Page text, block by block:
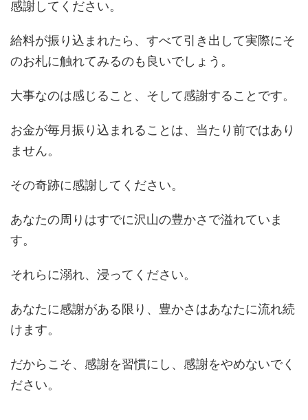
感謝してください。
給料が振り込まれたら、すべて引き出して実際にそ
のお札に触れてみるのも良いでしょう。
大事なのは感じること、そして感謝することです。
お金が毎月振り込まれることは、当たり前ではあり
ません。
その奇跡に感謝してください。
あなたの周りはすでに沢山の豊かさで溢れていま
す。
それらに溺れ、浸ってください。
あなたに感謝がある限り、豊かさはあなたに流れ続
けます。
だからこそ、感謝を習慣にし、感謝をやめないでく
ださい。